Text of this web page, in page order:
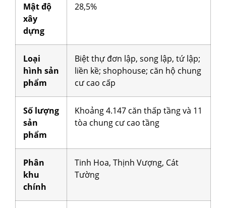
Mật độ
xây
dựng
28,5%
Loại
hình sản
phẩm
Biệt thự đơn lập, song lập, tứ lập;
liền kề; shophouse; căn hộ chung
cư cao cấp
Số lượng
sản
phẩm
Khoảng 4.147 căn thấp tầng và 11
tòa chung cư cao tầng
Phân
khu
chính
Tinh Hoa, Thịnh Vượng, Cát
Tường